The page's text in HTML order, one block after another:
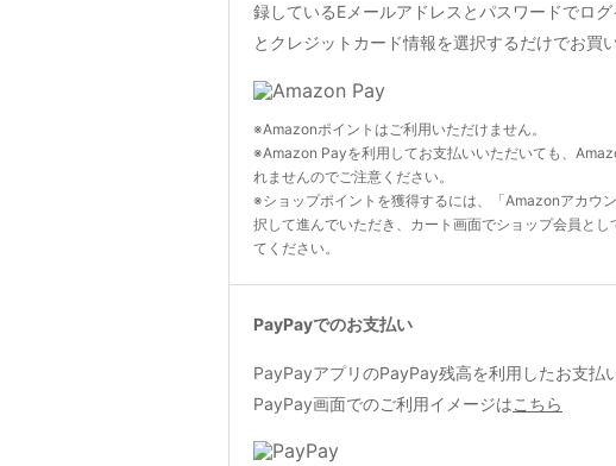
録しているEメールアドレスとパスワードでロ
とクレジットカード情報を選択するだけでお買
※Amazonポイントはご利用いただけません。
※Amazon Payを利用してお支払いいただいても、
れませんのでご注意ください。
※ショップポイントを獲得するには、「Amazonアカウ
択して進んでいただき、カート画面でショップ会員とし
てください。
PayPayでのお支払い
PayPayアプリのPayPay残高を利用したお支払
PayPay画面でのご利用イメージはこちら